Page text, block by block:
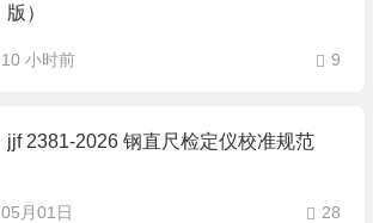
版）
10 小时前 9
jjf 2381-2026 钢直尺检定仪校准规范
05月01日 28